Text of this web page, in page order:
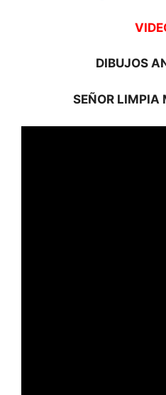
DIBUJOS
SEÑOR LIMPIA